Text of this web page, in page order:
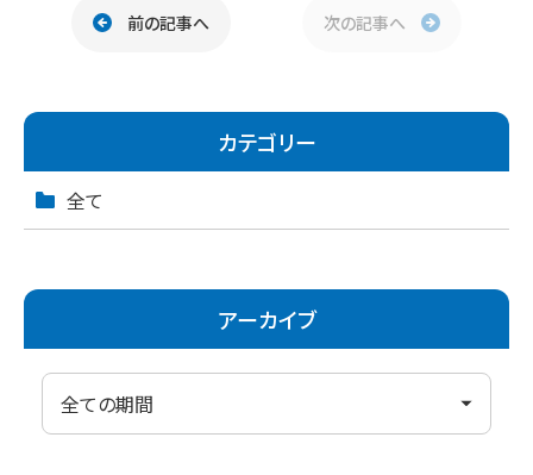
前の記事へ 次の記事へ
カテゴリー
全て
アーカイブ